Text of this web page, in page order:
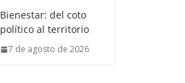
Bienestar: del coto
político al territorio
7 de agosto de 2026